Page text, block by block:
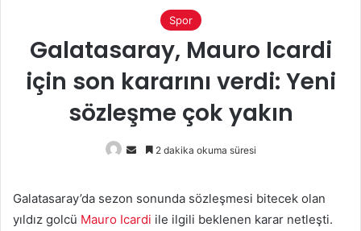
Spor
Galatasaray, Mauro Icardi
için son kararını verdi: Yeni
sözleşme çok yakın
Bir
göndermek
2 dakika okuma süresi
Galatasaray’da sezon sonunda sözleşmesi bitecek olan
yıldız golcü Mauro Icardi ile ilgili beklenen karar netleşti.